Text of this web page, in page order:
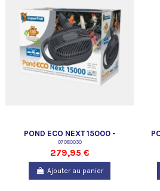
POND ECO NEXT 15000 -
SUPERFISH
07080030
279,95 €
Ajouter au panier